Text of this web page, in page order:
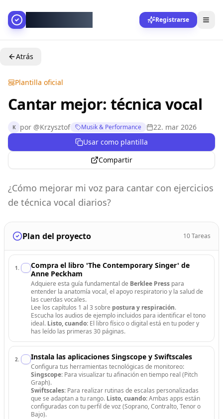
Registrarse
Atrás
Plantilla oficial
Cantar mejor: técnica vocal
K por @Krzysztof Musik & Performance
22. mar 2026
Usar como plantilla
Compartir
¿Cómo mejorar mi voz para cantar con ejercicios
de técnica vocal diarios?
Plan del proyecto 10Tareas
1 .
Compra el libro 'The Contemporary Singer' de
Anne Peckham
Adquiere esta guía fundamental de Berklee Press para
entender la anatomía vocal, el apoyo respiratorio y la salud de
las cuerdas vocales.
Lee los capítulos 1 al 3 sobre postura y respiración.
Escucha los audios de ejemplo incluidos para identificar el tono
ideal. Listo, cuando: El libro físico o digital está en tu poder y
has leído las primeras 30 páginas.
2. Instala las aplicaciones Singscope y Swiftscales
Configura tus herramientas tecnológicas de monitoreo:
Singscope: Para visualizar tu afinación en tiempo real (Pitch
Graph).
Swiftscales: Para realizar rutinas de escalas personalizadas
que se adaptan a tu rango. Listo, cuando:Ambas apps están
configuradas con tu perfil de voz (Soprano, Contralto, Tenor o
Bajo).